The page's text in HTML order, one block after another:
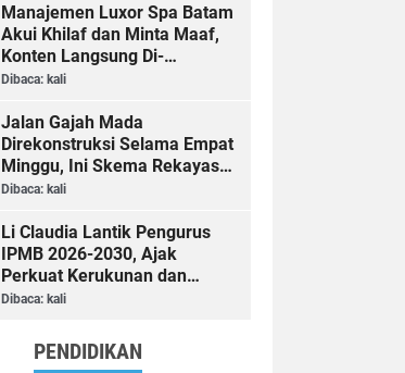
Manajemen Luxor Spa Batam
Akui Khilaf dan Minta Maaf,
Konten Langsung Di-
Takedown
Dibaca: kali
Jalan Gajah Mada
Direkonstruksi Selama Empat
Minggu, Ini Skema Rekayasa
Lalu Lintasnya
Dibaca: kali
Li Claudia Lantik Pengurus
IPMB 2026-2030, Ajak
Perkuat Kerukunan dan
Sinergi dengan Pemko Batam
Dibaca: kali
PENDIDIKAN